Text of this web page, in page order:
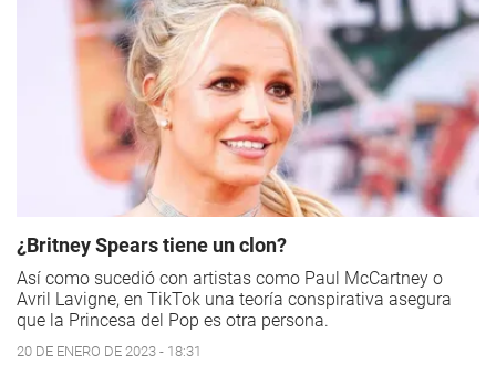
¿Britney Spears tiene un clon?
Así como sucedió con artistas como Paul McCartney o
Avril Lavigne, en TikTok una teoría conspirativa asegura
que la Princesa del Pop es otra persona.
20 DE ENERO DE 2023 - 18:31